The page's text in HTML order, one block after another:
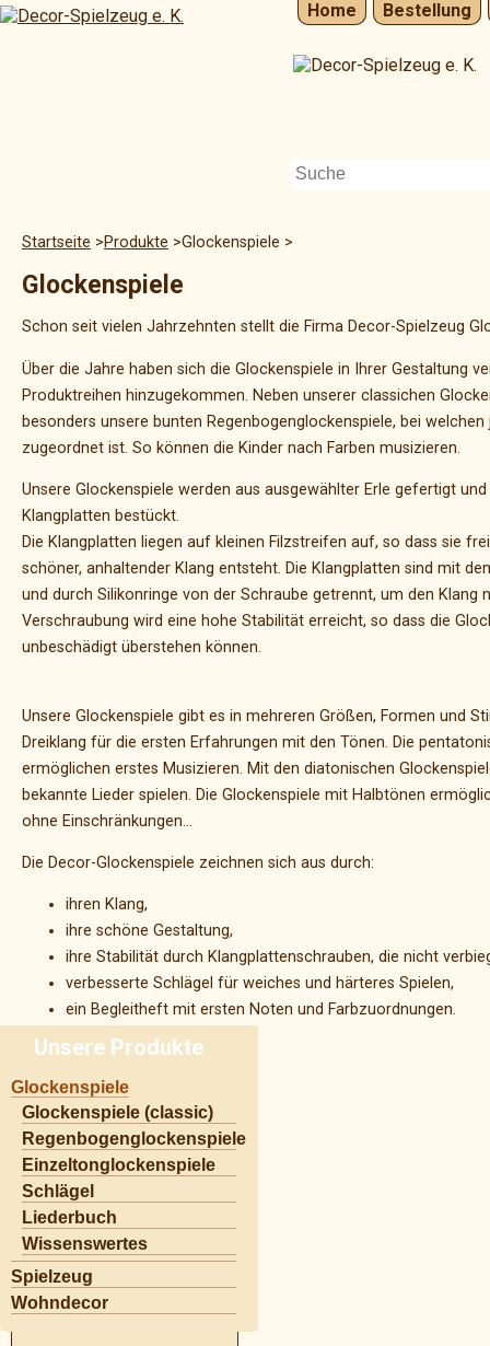
Home Bestellung
Startseite Produkte Glockenspiele
Glockenspiele
Schon seit vielen Jahrzehnten stellt die Firma Decor-Spielzeug
Über die Jahre haben sich die Glockenspiele in Ihrer Gestaltung
Produktreihen hinzugekommen. Neben unserer classichen
besonders unsere bunten Regenbogenglockenspiele, bei
zugeordnet ist. So können die Kinder nach Farben musizieren.
Unsere Glockenspiele werden aus ausgewählter Erle gefertigt
Klangplatten bestückt.
Die Klangplatten liegen auf kleinen Filzstreifen auf, so dass sie
schöner, anhaltender Klang entsteht. Die Klangplatten sind mit
und durch Silikonringe von der Schraube getrennt, um den Klang
Verschraubung wird eine hohe Stabilität erreicht, so dass die
unbeschädigt überstehen können.
Unsere Glockenspiele gibt es in mehreren Größen, Formen und
Dreiklang für die ersten Erfahrungen mit den Tönen. Die
ermöglichen erstes Musizieren. Mit den diatonischen
bekannte Lieder spielen. Die Glockenspiele mit Halbtönen
ohne Einschränkungen...
Die Decor-Glockenspiele zeichnen sich aus durch:
ihren Klang,
ihre schöne Gestaltung,
ihre Stabilität durch Klangplattenschrauben, die nicht
verbesserte Schlägel für weiches und härteres Spielen,
ein Begleitheft mit ersten Noten und Farbzuordnungen.
Unsere Produkte
Navigation
überspringen
Glockenspiele
Glockenspiele (classic)
Regenbogenglockenspiele
Einzeltonglockenspiele
Schlägel
Liederbuch
Wissenswertes
Spielzeug
Wohndecor
Kontakt
Tel.:+49(0)5845 988 580 0
Fax:+49(0)5845 988 580 1